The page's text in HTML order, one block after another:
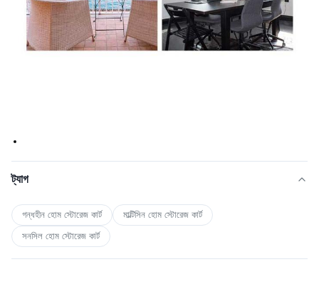
ট্যাগ
গন্ধহীন হোম স্টোরেজ কার্ট
মাল্টিসিন হোম স্টোরেজ কার্ট
সনসিল হোম স্টোরেজ কার্ট